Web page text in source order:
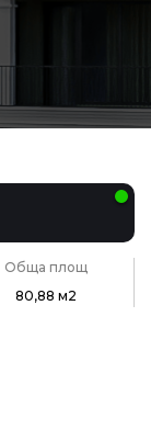
Обща площ
80,88 м2